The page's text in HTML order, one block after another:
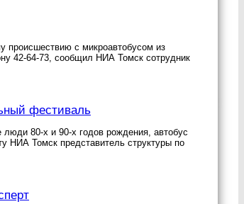
происшествию с микроавтобусом из
42-64-73, сообщил НИА Томск сотрудник
фестиваль
80-х и 90-х годов рождения, автобус
НИА Томск представитель структуры по